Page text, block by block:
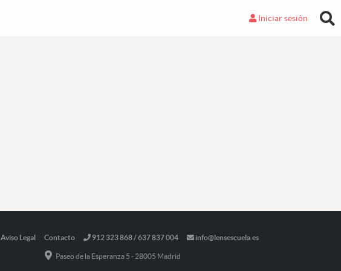
Iniciar sesión
Aviso Legal Contacto 912 323 868 / 637 837 004 info@lensescuela.es
Paseo de la Esperanza 5 - 28005 Madrid